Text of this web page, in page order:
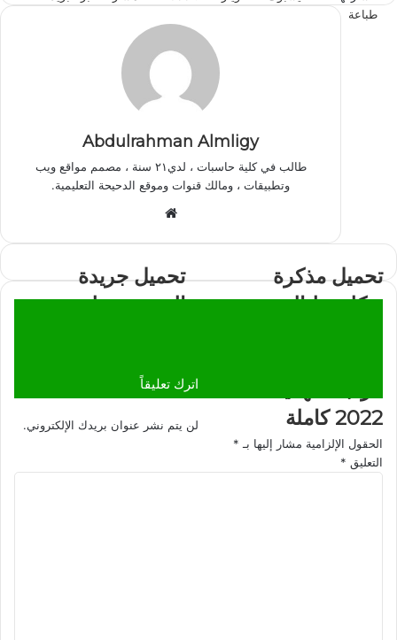
طباعة
Abdulrahman Almligy
طالب في كلية حاسبات ، لدي٢١ سنة ، مصمم مواقع ويب
وتطبيقات ، ومالك قنوات وموقع الدحيحة التعليمية.
تحميل مذكرة
بوكليت ليالي
2022 كاملة
تحميل جريدة
الجمهورية لغة
اترك تعليقاً
لن يتم نشر عنوان بريدك الإلكتروني.
الحقول الإلزامية مشار إليها بـ *
التعليق *